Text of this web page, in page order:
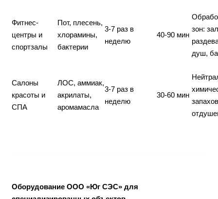
Фитнес-
центры и
спортзалы
Пот, плесень,
хлорамины,
бактерии
3-7 раз в
неделю
40-90 мин
зон:
душ,
Салоны
красоты и
СПА
ЛОС, аммиак,
акрилаты,
аромамасла
3-7 раз в
неделю
30-60 мин
Оборудование ООО «Юг СЭС» для